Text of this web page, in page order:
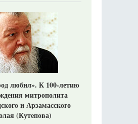
любил». К 100-летию
митрополита
и Арзамасского
(Кутепова)